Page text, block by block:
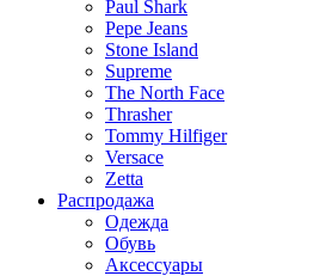
Paul Shark
Pepe Jeans
Stone Island
Supreme
The North Face
Thrasher
Tommy Hilfiger
Versace
Zetta
Распродажа
Одежда
Обувь
Аксессуары